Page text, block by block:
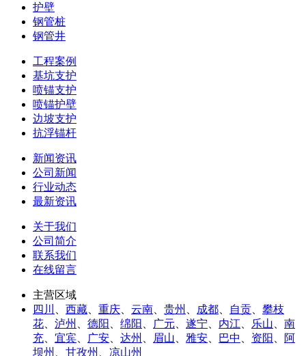
护壁
钢管桩
钢管井
工程案例
基坑支护
喷锚支护
喷锚护壁
边坡支护
抗浮锚杆
新闻资讯
公司新闻
行业动态
最新资讯
关于我们
公司简介
联系我们
在线留言
主营区域
四川
西藏 重庆 云南 贵州 成都 自贡
攀枝
花
泸州 德阳 绵阳 广元 遂宁 内江 乐山
南
充
宜宾 广安 达州 眉山 雅安 巴中 资阳
阿
坝州
甘孜州 凉山州